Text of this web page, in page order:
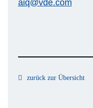
aiq@vde.com
zurück zur Übersicht